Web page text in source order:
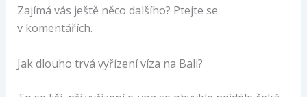
Zajímá vás ještě něco dalšího? Ptejte se
v komentářích.
Jak dlouho trvá vyřízení víza na Bali?